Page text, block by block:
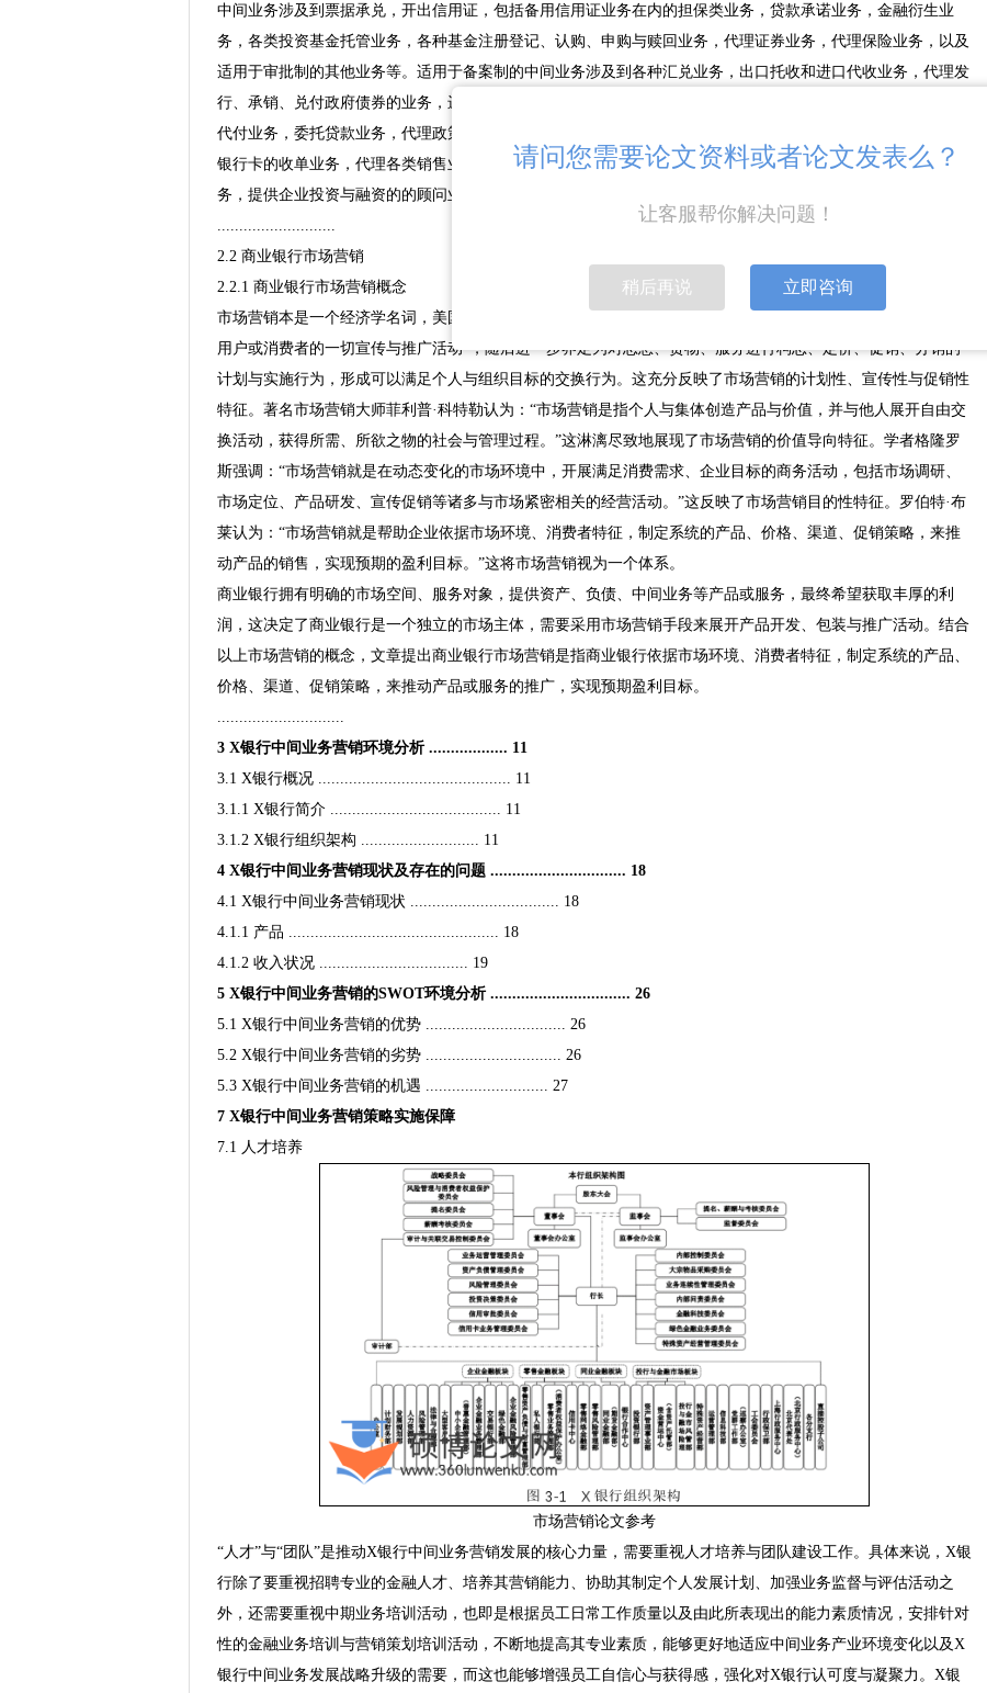
中间业务涉及到票据承兑，开出信用证，包括备用信用证业务在内的担保类业务，贷款承诺业务，金融衍生业
务，各类投资基金托管业务，各种基金注册登记、认购、申购与赎回业务，代理证券业务，代理保险业务，以及
适用于审批制的其他业务等。适用于备案制的中间业务涉及到各种汇兑业务，出口托收和进口代收业务，代理发
行、承销、兑付政府债券的业务，进行的代发工资、代理社会保障基金发放、代理各项公用事业收费的各种代收
代付业务，委托贷款业务，代理政策性银行、外国政府、国际金融机构贷款业务，代理资金清算业务，代理其他
银行卡的收单业务，代理各类销售业务，代理各种见证业务，提供信息咨询服务，开展企业、个人财务顾问服
务，提供企业投资与融资的的顾问业务，保管箱业务，以及其他适用于备案制的业务。
2.2 商业银行市场营销
2.2.1 商业银行市场营销概念
市场营销本是一个经济学名词，美国市场营销协会将其界定为：“市场营销主要是引导货物与劳务从生产者流向
用户或消费者的一切宣传与推广活动”，随后进一步界定为对思想、货物、服务进行构思、定价、促销、分销的
计划与实施行为，形成可以满足个人与组织目标的交换行为。这充分反映了市场营销的计划性、宣传性与促销性
特征。著名市场营销大师菲利普·科特勒认为：“市场营销是指个人与集体创造产品与价值，并与他人展开自由交
换活动，获得所需、所欲之物的社会与管理过程。”这淋漓尽致地展现了市场营销的价值导向特征。学者格隆罗
斯强调：“市场营销就是在动态变化的市场环境中，开展满足消费需求、企业目标的商务活动，包括市场调研、
市场定位、产品研发、宣传促销等诸多与市场紧密相关的经营活动。”这反映了市场营销目的性特征。罗伯特·布
莱认为：“市场营销就是帮助企业依据市场环境、消费者特征，制定系统的产品、价格、渠道、促销策略，来推
动产品的销售，实现预期的盈利目标。”这将市场营销视为一个体系。
商业银行拥有明确的市场空间、服务对象，提供资产、负债、中间业务等产品或服务，最终希望获取丰厚的利
润，这决定了商业银行是一个独立的市场主体，需要采用市场营销手段来展开产品开发、包装与推广活动。结合
以上市场营销的概念，文章提出商业银行市场营销是指商业银行依据市场环境、消费者特征，制定系统的产品、
价格、渠道、促销策略，来推动产品或服务的推广，实现预期盈利目标。
3 X银行中间业务营销环境分析 .................. 11
3.1 X银行概况 ............................................ 11
3.1.1 X银行简介 ....................................... 11
3.1.2 X银行组织架构 ........................... 11
4 X银行中间业务营销现状及存在的问题 ............................... 18
4.1 X银行中间业务营销现状 .................................. 18
4.1.1 产品 ................................................ 18
4.1.2 收入状况 .................................. 19
5 X银行中间业务营销的SWOT环境分析 ................................ 26
5.1 X银行中间业务营销的优势 ................................ 26
5.2 X银行中间业务营销的劣势 ............................... 26
5.3 X银行中间业务营销的机遇 ............................ 27
7 X银行中间业务营销策略实施保障
7.1 人才培养
市场营销论文参考
“人才”与“团队”是推动X银行中间业务营销发展的核心力量，需要重视人才培养与团队建设工作。具体来说，X银
行除了要重视招聘专业的金融人才、培养其营销能力、协助其制定个人发展计划、加强业务监督与评估活动之
外，还需要重视中期业务培训活动，也即是根据员工日常工作质量以及由此所表现出的能力素质情况，安排针对
性的金融业务培训与营销策划培训活动，不断地提高其专业素质，能够更好地适应中间业务产业环境变化以及X
银行中间业务发展战略升级的需要，而这也能够增强员工自信心与获得感，强化对X银行认可度与凝聚力。X银
请问您需要论文资料或者论文发表么？
让客服帮你解决问题！
稍后再说 立即咨询